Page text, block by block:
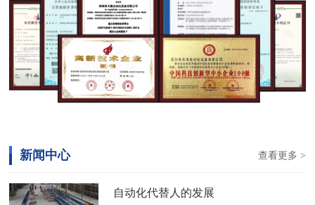
查看更多 >
新闻中心
自动化代替人的发展